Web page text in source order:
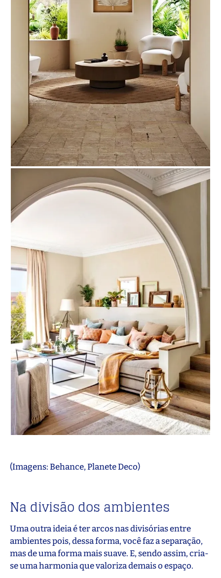
(Imagens: Behance, Planete Deco)
Na divisão dos ambientes
Uma outra ideia é ter arcos nas divisórias entre
ambientes pois, dessa forma, você faz a separação,
mas de uma forma mais suave. E, sendo assim, cria-
se uma harmonia que valoriza demais o espaço.